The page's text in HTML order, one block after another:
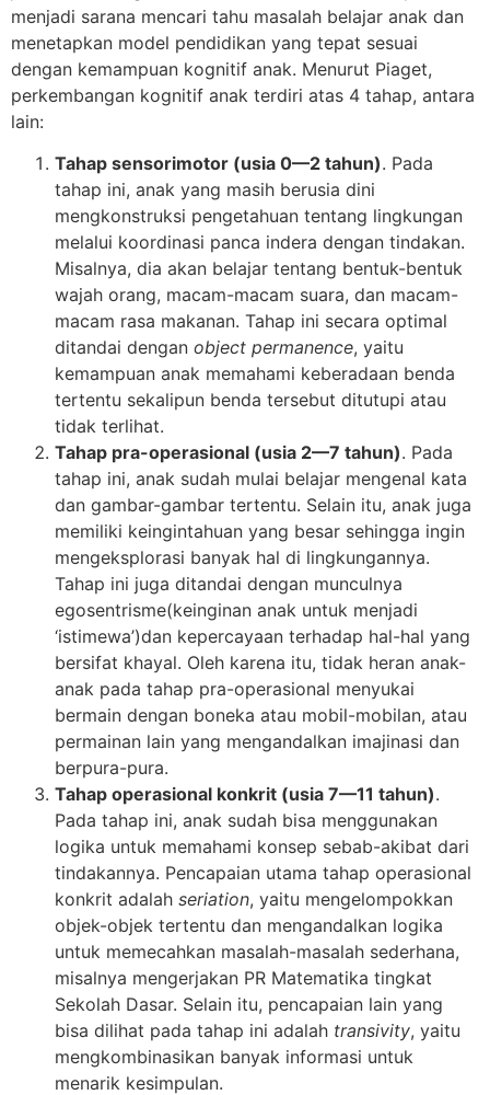
menjadi sarana mencari tahu masalah belajar anak dan
menetapkan model pendidikan yang tepat sesuai
dengan kemampuan kognitif anak. Menurut Piaget,
perkembangan kognitif anak terdiri atas 4 tahap, antara
lain:
Tahap sensorimotor (usia 0—2 tahun). Pada
tahap ini, anak yang masih berusia dini
mengkonstruksi pengetahuan tentang lingkungan
melalui koordinasi panca indera dengan tindakan.
Misalnya, dia akan belajar tentang bentuk-bentuk
wajah orang, macam-macam suara, dan macam-
macam rasa makanan. Tahap ini secara optimal
ditandai dengan object permanence, yaitu
kemampuan anak memahami keberadaan benda
tertentu sekalipun benda tersebut ditutupi atau
tidak terlihat.
Tahap pra-operasional (usia 2—7 tahun). Pada
tahap ini, anak sudah mulai belajar mengenal kata
dan gambar-gambar tertentu. Selain itu, anak juga
memiliki keingintahuan yang besar sehingga ingin
mengeksplorasi banyak hal di lingkungannya.
Tahap ini juga ditandai dengan munculnya
egosentrisme(keinginan anak untuk menjadi
‘istimewa’)dan kepercayaan terhadap hal-hal yang
bersifat khayal. Oleh karena itu, tidak heran anak-
anak pada tahap pra-operasional menyukai
bermain dengan boneka atau mobil-mobilan, atau
permainan lain yang mengandalkan imajinasi dan
berpura-pura.
Tahap operasional konkrit (usia 7—11 tahun).
Pada tahap ini, anak sudah bisa menggunakan
logika untuk memahami konsep sebab-akibat dari
tindakannya. Pencapaian utama tahap operasional
konkrit adalah seriation, yaitu mengelompokkan
objek-objek tertentu dan mengandalkan logika
untuk memecahkan masalah-masalah sederhana,
misalnya mengerjakan PR Matematika tingkat
Sekolah Dasar. Selain itu, pencapaian lain yang
bisa dilihat pada tahap ini adalah transivity, yaitu
mengkombinasikan banyak informasi untuk
menarik kesimpulan.